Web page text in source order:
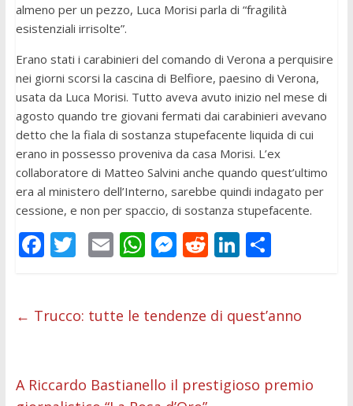
almeno per un pezzo, Luca Morisi parla di “fragilità
esistenziali irrisolte”.
Erano stati i carabinieri del comando di Verona a perquisire
nei giorni scorsi la cascina di Belfiore, paesino di Verona,
usata da Luca Morisi. Tutto aveva avuto inizio nel mese di
agosto quando tre giovani fermati dai carabinieri avevano
detto che la fiala di sostanza stupefacente liquida di cui
erano in possesso proveniva da casa Morisi. L’ex
collaboratore di Matteo Salvini anche quando quest’ultimo
era al ministero dell’Interno, sarebbe quindi indagato per
cessione, e non per spaccio, di sostanza stupefacente.
F
b
k
T
er
E
l
W
s
p
p
M
e
g
er
R
di
Li
e
C
di
← Trucco: tutte le tendenze di quest’anno
A Riccardo Bastianello il prestigioso premio